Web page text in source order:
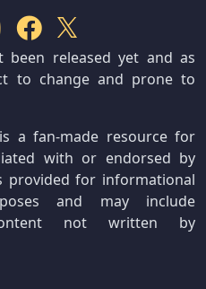
been released yet and as
to change and prone to
a fan-made resource for
with or endorsed by
provided for informational
and may include
content not written by